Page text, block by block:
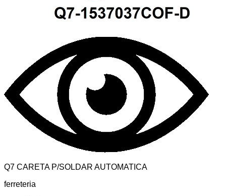
Q7 CARETA P/SOLDAR AUTOMATICA
ferreteria